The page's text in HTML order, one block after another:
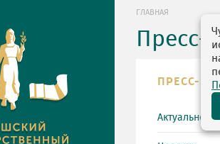
ГЛАВНАЯ
Пресс-
ПРЕСС-
Актуально